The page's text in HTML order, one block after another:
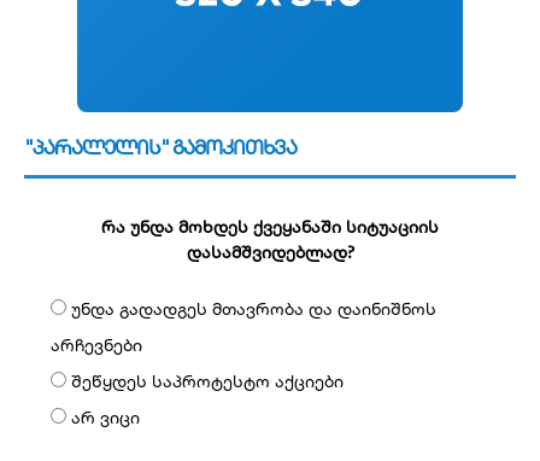
"პარალელის" გამოკითხვა
რა უნდა მოხდეს ქვეყანაში სიტუაციის
დასამშვიდებლად?
უნდა გადადგეს მთავრობა და დაინიშნოს
არჩევნები
შეწყდეს საპროტესტო აქციები
არ ვიცი